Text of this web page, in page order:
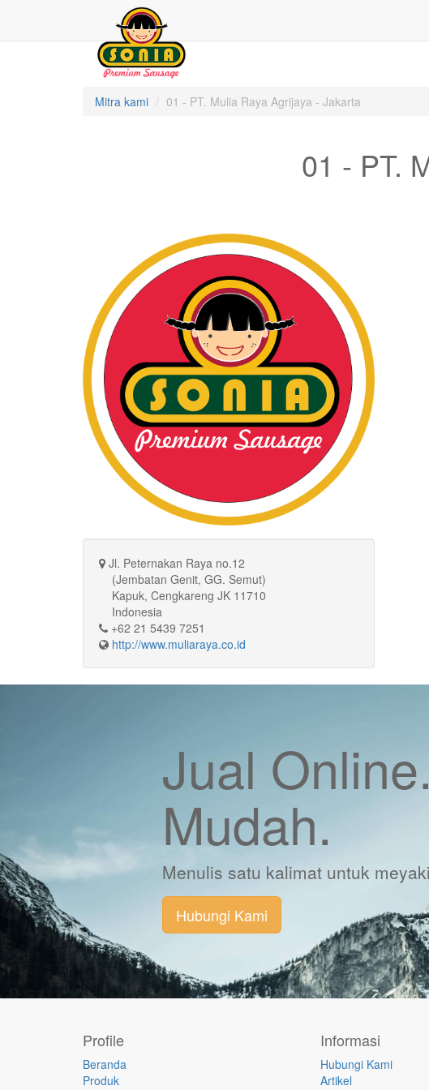
Mitra kami 01 - PT. Mulia Raya Agrijaya - Jakarta
01 - PT.
Jl. Peternakan Raya no.12
(Jembatan Genit, GG. Semut)
Kapuk, Cengkareng JK 11710
Indonesia
+62 21 5439 7251
http://www.muliaraya.co.id
Jual
Mudah.
Menulis satu kalimat untuk
Hubungi Kami
Profile
Beranda
Produk
Informasi
Hubungi Kami
Artikel